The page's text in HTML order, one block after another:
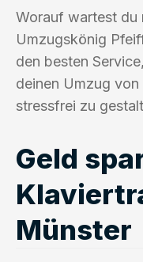
Worauf wartest du
Umzugskönig
den besten
deinen Umzug
stressfrei zu
Geld
Münster